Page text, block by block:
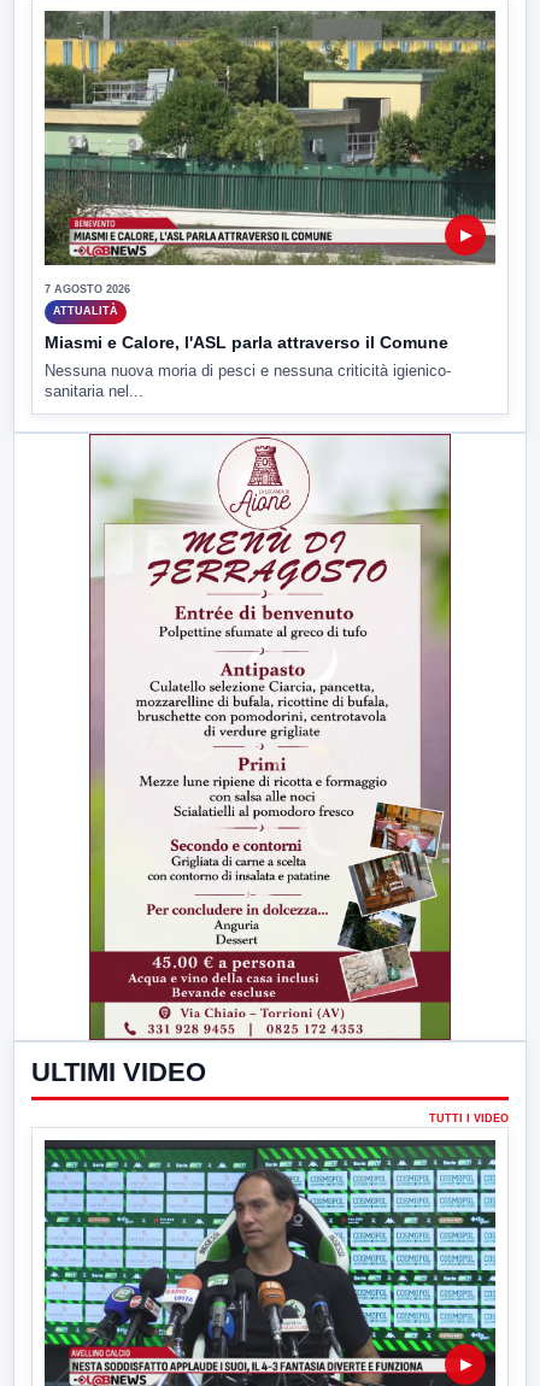
▶
7 AGOSTO 2026
ATTUALITÀ
Miasmi e Calore, l'ASL parla attraverso il Comune
Nessuna nuova moria di pesci e nessuna criticità igienico-
sanitaria nel...
ULTIMI VIDEO
TUTTI I VIDEO
▶